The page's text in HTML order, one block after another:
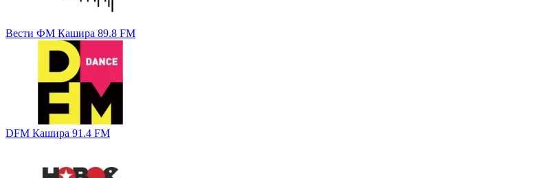
Вести ФМ Кашира 89.8 FM
DFM Кашира 91.4 FM